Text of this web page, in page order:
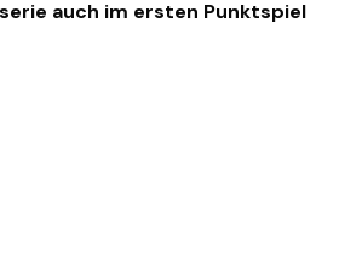
auch im ersten Punktspiel